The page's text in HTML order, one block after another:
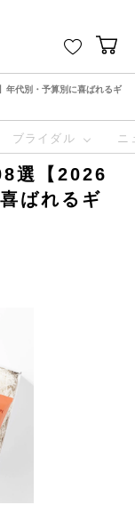
年代別・予算別に喜ばれるギ
ブライダル ニ
選【2026
ばれるギ